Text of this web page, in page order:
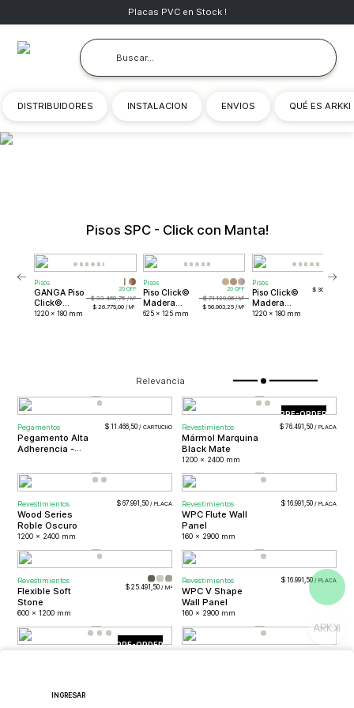
Buscar...
DISTRIBUIDORES INSTALACION ENVIOS QUÉ ES ARKKI
Pisos SPC - Click con Manta!
Pisos
GANGA Piso
Click©️
Madera
1220 x 180 mm
$ 33.468,75
$ 26.775,00
Pisos
Piso Click©️
Madera
Chevron
625 x 125 mm
$ 71.129,06
$ 56.903,25
Pisos
Piso Click©️
Madera
SPC
1220 x 180 mm
$ 30.591,50
Pegamentos
Pegamento Alta
Adherencia -
$ 11.466,50
PRE-ORDER
Revestimientos
Mármol Marquina
Black Mate
1200 x 2400 mm
$ 76.491,50
Revestimientos
Wood Series
Roble Oscuro
1200 x 2400 mm
$ 67.991,50 Revestimientos
WPC Flute Wall
Panel
160 x 2900 mm
$ 16.991,50
Revestimientos
Flexible Soft
Stone
600 x 1200 mm
$ 25.491,50
Revestimientos
WPC V Shape
Wall Panel
160 x 2900 mm
$ 16.991,50
PRE-ORDER